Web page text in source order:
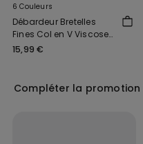
6 Couleurs
Débardeur Bretelles
Fines Col en V Viscose
Dentelle
15,99 €
Compléter la promotion